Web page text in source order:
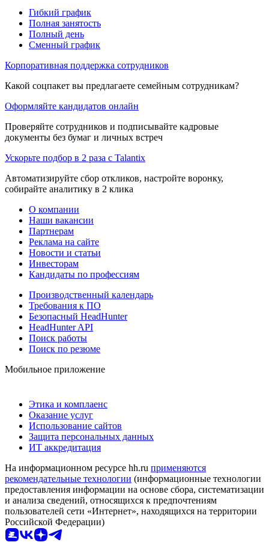
Гибкий график
Полная занятость
Полный день
Сменный график
Корпоративная поддержка сотрудников
Какой соцпакет вы предлагаете семейным сотрудникам?
Оформляйте кандидатов онлайн
Проверяйте сотрудников и подписывайте кадровые
документы без бумаг и личных встреч
Ускорьте подбор в 2 раза с Talantix
Автоматизируйте сбор откликов, настройте воронку,
собирайте аналитику в 2 клика
О компании
Наши вакансии
Партнерам
Реклама на сайте
Новости и статьи
Инвесторам
Кандидаты по профессиям
Производственный календарь
Требования к ПО
Безопасный HeadHunter
HeadHunter API
Поиск работы
Поиск по резюме
Мобильное приложение
Этика и комплаенс
Оказание услуг
Использование сайтов
Защита персональных данных
ИТ аккредитация
На информационном ресурсе hh.ru применяются
рекомендательные технологии (информационные технологии
предоставления информации на основе сбора, систематизации
и анализа сведений, относящихся к предпочтениям
пользователей сети «Интернет», находящихся на территории
Российской Федерации)